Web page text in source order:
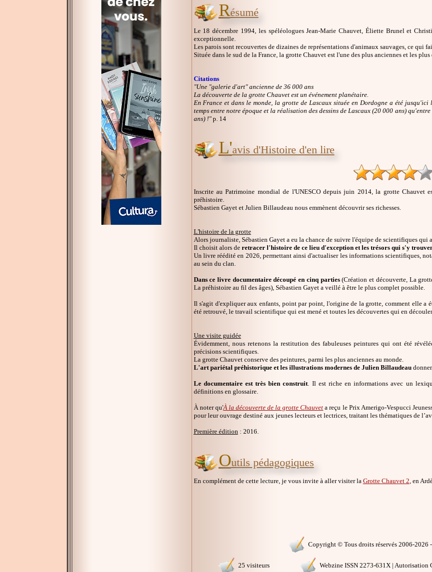
Résumé
Le 18 décembre 1994, les spéléologues Jean-Marie Chauvet, Éliette Brunel et
exceptionnelle.
Les parois sont recouvertes de dizaines de représentations d'animaux sauvages, ce qui
Située dans le sud de la France, la grotte Chauvet est l'une des plus anciennes et les
Citations
"Une "galerie d'art" ancienne de 36 000 ans
La découverte de la grotte Chauvet est un événement planétaire.
En France et dans le monde, la grotte de Lascaux située en Dordogne a été
temps entre notre époque et la réalisation des dessins de Lascaux (20 000 ans)
ans) !"p. 14
L'avis d'Histoire d'en lire
Inscrite au Patrimoine mondial de l'UNESCO depuis juin 2014, la grotte Chauvet
préhistoire.
Sébastien Gayet et Julien Billaudeau nous emmènent découvrir ses richesses.
L'histoire de la grotte
Alors journaliste, Sébastien Gayet a eu la chance de suivre l'équipe de scientifiques
Il choisit alors de retracer l'histoire de ce lieu d'exception et les trésors qui s'y
Un livre réédité en 2026, permettant ainsi d'actualiser les informations scientifiques,
au sein du clan.
Dans ce livre documentaire découpé en cinq parties(Création et découverte, La
La préhistoire au fil des âges), Sébastien Gayet a veillé à être le plus complet possible.
Il s'agit d'expliquer aux enfants, point par point, l'origine de la grotte, comment elle a
été retrouvé, le travail scientifique qui est mené et toutes les découvertes qui en
Une visite guidée
Évidemment, nous retenons la restitution des fabuleuses peintures qui ont été
précisions scientifiques.
La grotte Chauvet conserve des peintures, parmi les plus anciennes au monde.
L'art pariétal préhistorique et les illustrations modernes de Julien Billaudeau
Le documentaire est très bien construit. Il est riche en informations avec un
définitions en glossaire.
À noter qu'À la découverte de la grotte Chauvet a reçu le Prix Amerigo-Vespucci
pour leur ouvrage destiné aux jeunes lecteurs et lectrices, traitant les thématiques de
Première édition: 2016.
Outils pédagogiques
En complément de cette lecture, je vous invite à aller visiter la Grotte Chauvet 2, en
Copyright © Tous droits réservés 2006-2026
25 visiteurs Webzine ISSN 2273-631X | Autorisation